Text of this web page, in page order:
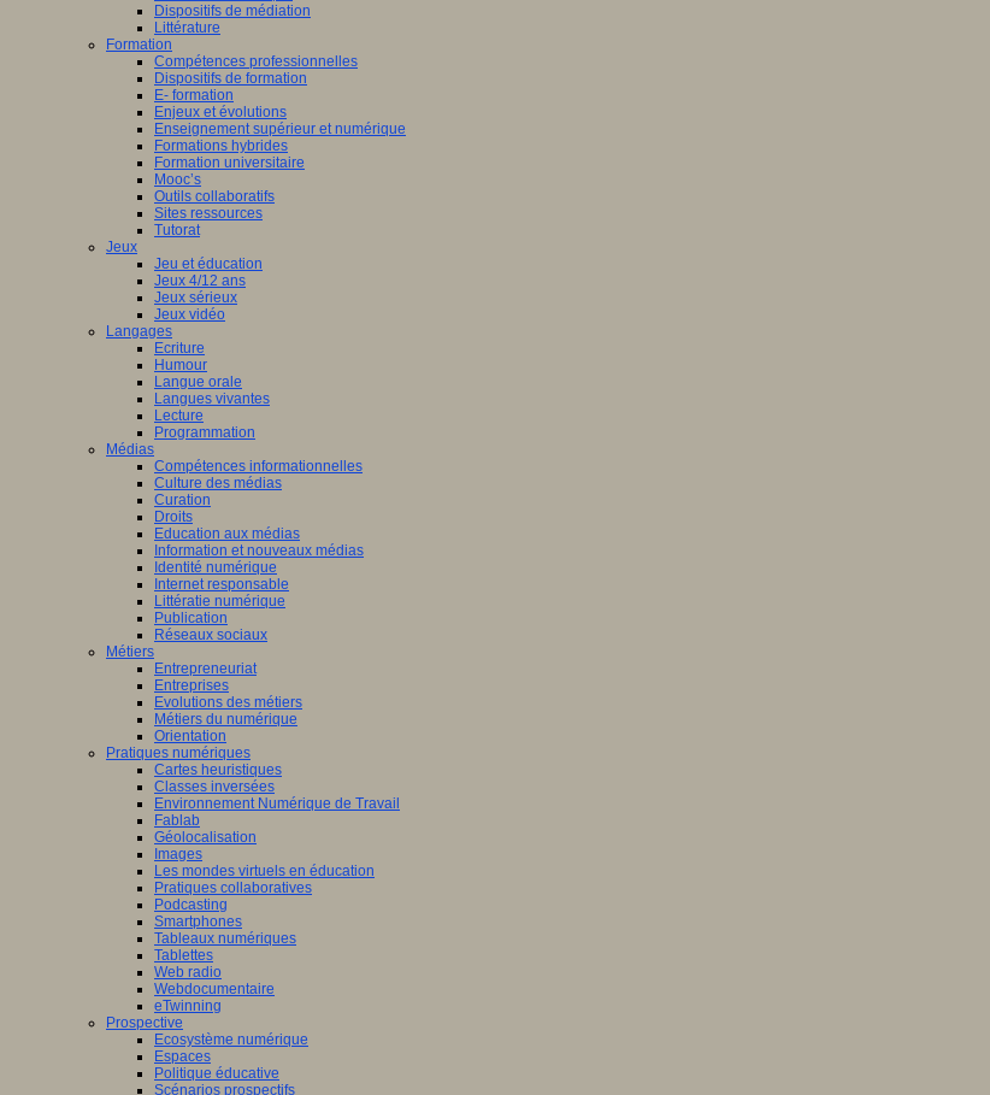
Dispositifs de médiation
Littérature
Formation
Compétences professionnelles
Dispositifs de formation
E- formation
Enjeux et évolutions
Enseignement supérieur et numérique
Formations hybrides
Formation universitaire
Mooc’s
Outils collaboratifs
Sites ressources
Tutorat
Jeux
Jeu et éducation
Jeux 4/12 ans
Jeux sérieux
Jeux vidéo
Langages
Ecriture
Humour
Langue orale
Langues vivantes
Lecture
Programmation
Médias
Compétences informationnelles
Culture des médias
Curation
Droits
Education aux médias
Information et nouveaux médias
Identité numérique
Internet responsable
Littératie numérique
Publication
Réseaux sociaux
Métiers
Entrepreneuriat
Entreprises
Evolutions des métiers
Métiers du numérique
Orientation
Pratiques numériques
Cartes heuristiques
Classes inversées
Environnement Numérique de Travail
Fablab
Géolocalisation
Images
Les mondes virtuels en éducation
Pratiques collaboratives
Podcasting
Smartphones
Tableaux numériques
Tablettes
Web radio
Webdocumentaire
eTwinning
Prospective
Ecosystème numérique
Espaces
Politique éducative
Scénarios prospectifs